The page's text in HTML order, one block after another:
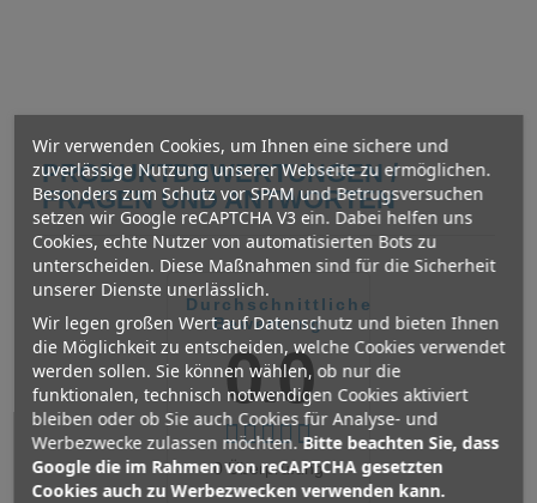
PRODUKTBEWERTUNGEN /
FRAGEN UND ANTWORTEN
Durchschnittliche
Bewertung
0.0
0 Überprüfung
Wir verwenden Cookies, um Ihnen eine sichere und
zuverlässige Nutzung unserer Webseite zu ermöglichen.
Besonders zum Schutz vor SPAM und Betrugsversuchen
setzen wir Google reCAPTCHA V3 ein. Dabei helfen uns
Cookies, echte Nutzer von automatisierten Bots zu
unterscheiden. Diese Maßnahmen sind für die Sicherheit
unserer Dienste unerlässlich.
Wir legen großen Wert auf Datenschutz und bieten Ihnen
die Möglichkeit zu entscheiden, welche Cookies verwendet
werden sollen. Sie können wählen, ob nur die
funktionalen, technisch notwendigen Cookies aktiviert
bleiben oder ob Sie auch Cookies für Analyse- und
Werbezwecke zulassen möchten.Bitte beachten Sie, dass
Google die im Rahmen von reCAPTCHA gesetzten
Cookies auch zu Werbezwecken verwenden kann.